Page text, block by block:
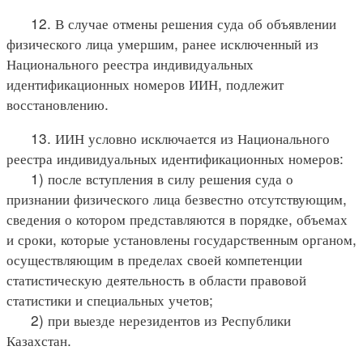
12. В случае отмены решения суда об объявлении
физического лица умершим, ранее исключенный из
Национального реестра индивидуальных
идентификационных номеров ИИН, подлежит
восстановлению.
13. ИИН условно исключается из Национального
реестра индивидуальных идентификационных номеров:
1) после вступления в силу решения суда о
признании физического лица безвестно отсутствующим,
сведения о котором представляются в порядке, объемах
и сроки, которые установлены государственным органом,
осуществляющим в пределах своей компетенции
статистическую деятельность в области правовой
статистики и специальных учетов;
2) при выезде нерезидентов из Республики
Казахстан.